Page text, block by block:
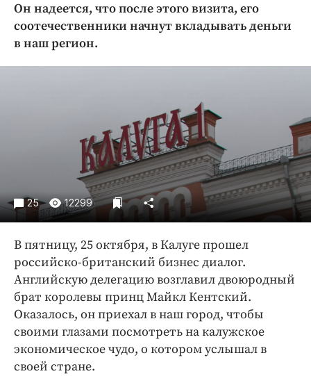
Благоустройство
Криминал
Погода
Праздники
Происшествия
Спорт
ПРОЕКТЫ
Блоги
Издания
Медиаперсона
Интересное чтиво
Клиника года
Он надеется, что после этого визита, его
соотечественники начнут вкладывать деньги
в наш регион.
25 12299
В пятницу, 25 октября, в Калуге прошел
российско-британский бизнес диалог.
Английскую делегацию возглавил двоюродный
брат королевы принц Майкл Кентский.
Оказалось, он приехал в наш город, чтобы
своими глазами посмотреть на калужское
экономическое чудо, о котором услышал в
своей стране.